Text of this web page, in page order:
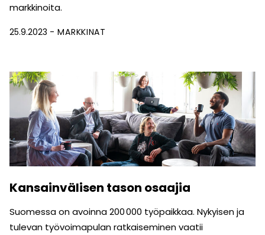
markkinoita.
25.9.2023 MARKKINAT
Kansainvälisen tason osaajia
Suomessa on avoinna 200 000 työpaikkaa. Nykyisen ja
tulevan työvoimapulan ratkaiseminen vaatii